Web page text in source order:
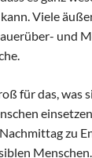
Viele
und
für das, was
zu